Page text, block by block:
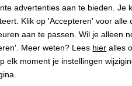
jouw look
laat zien hoe het item jou
met vertrouwen
met de look? Shop het item
& EENVOUDIG
advertenties aan te bieden. Je
Klik op 'Accepteren' voor alle
aan te passen. Wil je alleen
Meer weten? Lees hier alles
elk moment je instellingen